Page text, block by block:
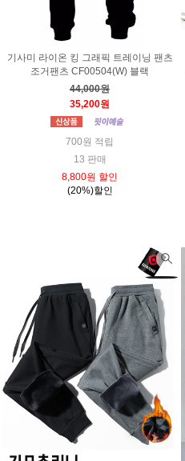
기사미 라이온 킹 그래픽 트레이닝 팬츠
조거팬츠 CF00504(W) 블랙
44,000원
35,200원
700원 적립
13 판매
8,800원 할인
(20%)할인